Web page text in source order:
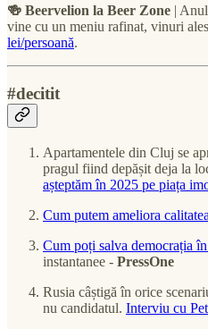
🍻 Beervelion la Beer Zone |
vine cu un meniu rafinat, vinuri
lei/persoană.
#decitit
Apartamentele din Cluj se
pragul fiind depășit deja la
așteptăm în 2025 pe piața
Cum putem ameliora
Cum poți salva democrația
instantanee - PressOne
Rusia câștigă în orice
nu candidatul. Interviu cu